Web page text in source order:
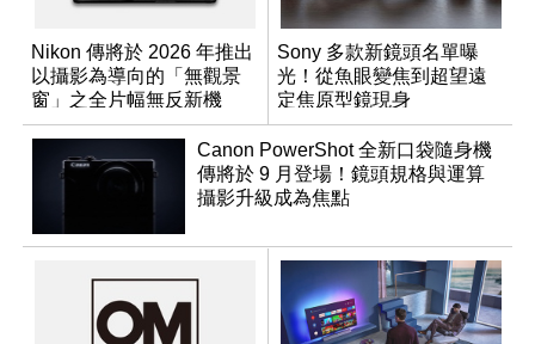
Nikon 傳將於 2026 年推出
以攝影為導向的「無觀景
窗」之全片幅無反新機
Sony 多款新鏡頭名單曝
光！從魚眼變焦到超望遠
定焦原型鏡現身
Canon PowerShot 全新口袋隨身機
傳將於 9 月登場！鏡頭規格與運算
攝影升級成為焦點